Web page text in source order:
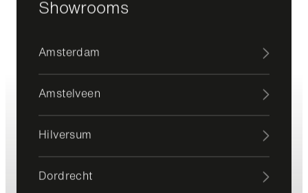
Showrooms
Amsterdam
Amstelveen
Hilversum
Dordrecht